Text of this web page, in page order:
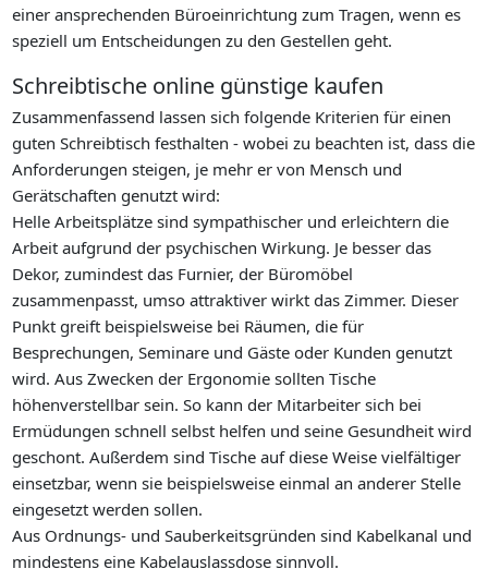
einer ansprechenden Büroeinrichtung zum Tragen, wenn es
speziell um Entscheidungen zu den Gestellen geht.
Schreibtische online günstige kaufen
Zusammenfassend lassen sich folgende Kriterien für einen
guten Schreibtisch festhalten - wobei zu beachten ist, dass die
Anforderungen steigen, je mehr er von Mensch und
Gerätschaften genutzt wird:
Helle Arbeitsplätze sind sympathischer und erleichtern die
Arbeit aufgrund der psychischen Wirkung. Je besser das
Dekor, zumindest das Furnier, der Büromöbel
zusammenpasst, umso attraktiver wirkt das Zimmer. Dieser
Punkt greift beispielsweise bei Räumen, die für
Besprechungen, Seminare und Gäste oder Kunden genutzt
wird. Aus Zwecken der Ergonomie sollten Tische
höhenverstellbar sein. So kann der Mitarbeiter sich bei
Ermüdungen schnell selbst helfen und seine Gesundheit wird
geschont. Außerdem sind Tische auf diese Weise vielfältiger
einsetzbar, wenn sie beispielsweise einmal an anderer Stelle
eingesetzt werden sollen.
Aus Ordnungs- und Sauberkeitsgründen sind Kabelkanal und
mindestens eine Kabelauslassdose sinnvoll.